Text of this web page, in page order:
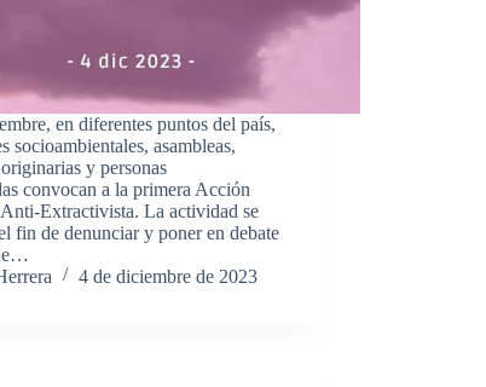
en diferentes puntos del país,
socioambientales, asambleas,
y personas
convocan a la primera Acción
Extractivista. La actividad se
fin de denunciar y poner en debate
4 de diciembre de 2023